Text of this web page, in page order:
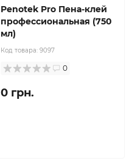
Penotek Pro Пена-клей
профессиональная (750
мл)
Код товара: 9097
0
0 грн.